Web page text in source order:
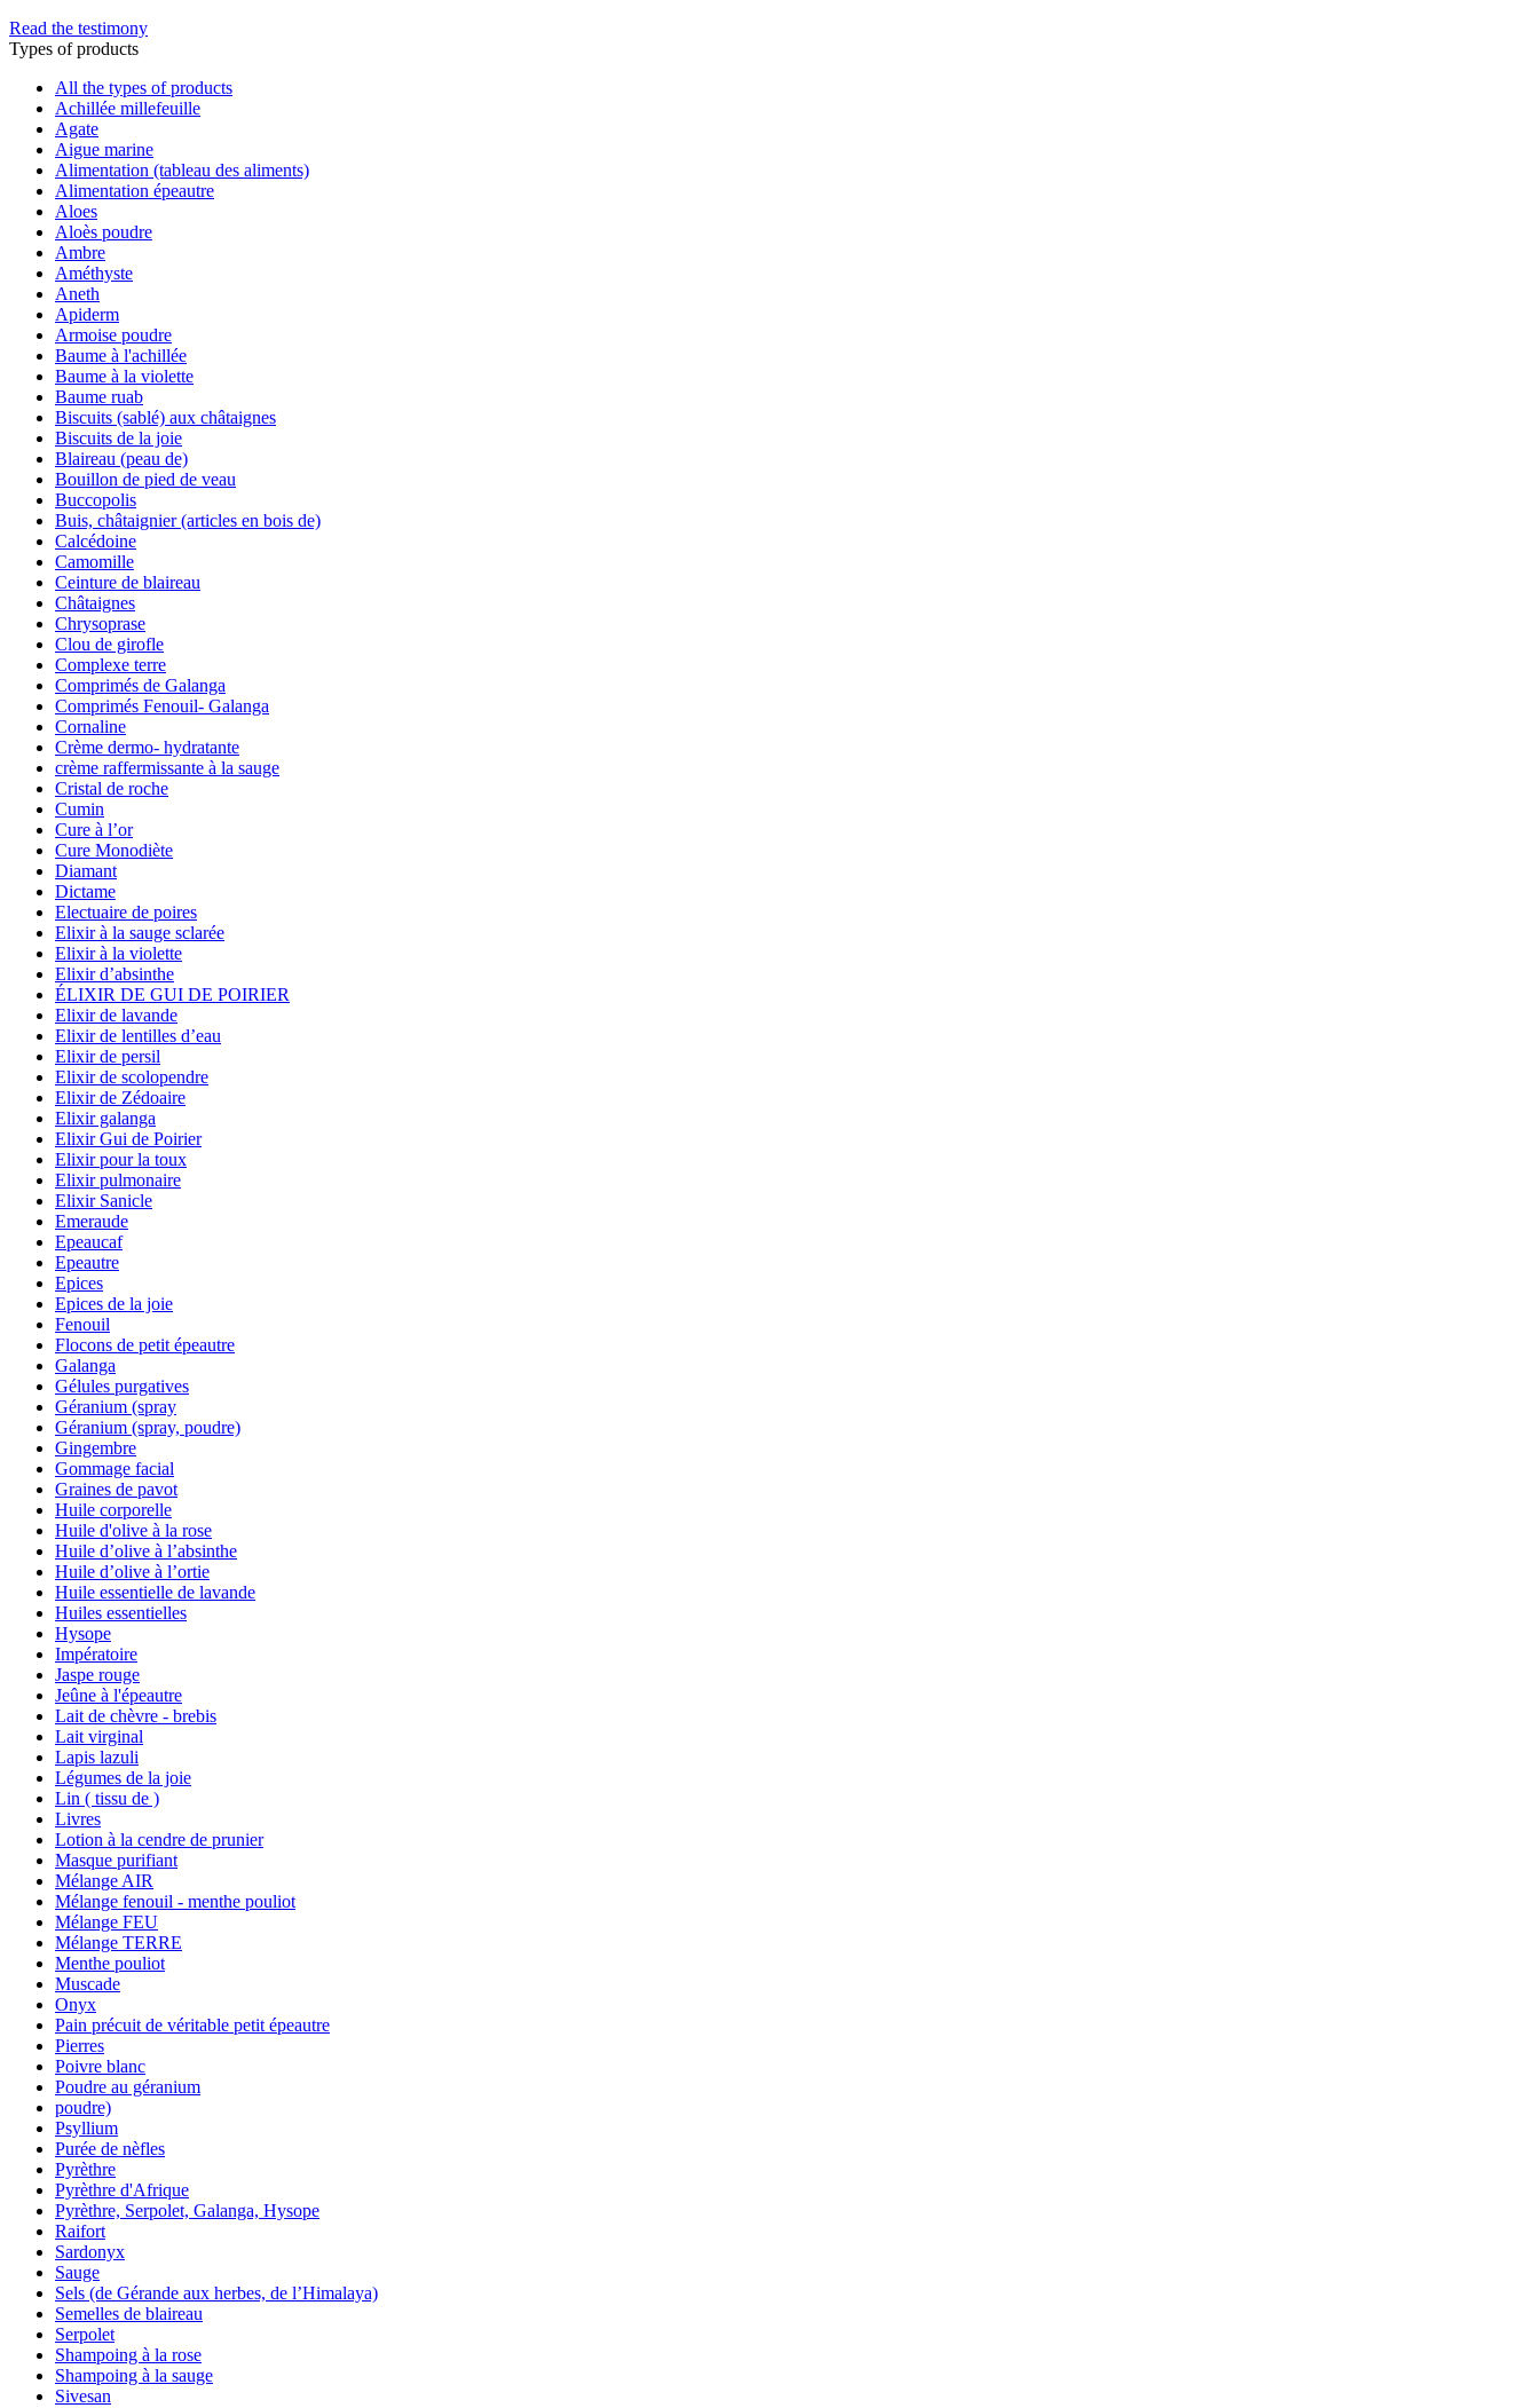
Read the testimony
Types of products
All the types of products
Achillée millefeuille
Agate
Aigue marine
Alimentation (tableau des aliments)
Alimentation épeautre
Aloes
Aloès poudre
Ambre
Améthyste
Aneth
Apiderm
Armoise poudre
Baume à l'achillée
Baume à la violette
Baume ruab
Biscuits (sablé) aux châtaignes
Biscuits de la joie
Blaireau (peau de)
Bouillon de pied de veau
Buccopolis
Buis, châtaignier (articles en bois de)
Calcédoine
Camomille
Ceinture de blaireau
Châtaignes
Chrysoprase
Clou de girofle
Complexe terre
Comprimés de Galanga
Comprimés Fenouil- Galanga
Cornaline
Crème dermo- hydratante
crème raffermissante à la sauge
Cristal de roche
Cumin
Cure à l’or
Cure Monodiète
Diamant
Dictame
Electuaire de poires
Elixir à la sauge sclarée
Elixir à la violette
Elixir d’absinthe
ÉLIXIR DE GUI DE POIRIER
Elixir de lavande
Elixir de lentilles d’eau
Elixir de persil
Elixir de scolopendre
Elixir de Zédoaire
Elixir galanga
Elixir Gui de Poirier
Elixir pour la toux
Elixir pulmonaire
Elixir Sanicle
Emeraude
Epeaucaf
Epeautre
Epices
Epices de la joie
Fenouil
Flocons de petit épeautre
Galanga
Gélules purgatives
Géranium (spray
Géranium (spray, poudre)
Gingembre
Gommage facial
Graines de pavot
Huile corporelle
Huile d'olive à la rose
Huile d’olive à l’absinthe
Huile d’olive à l’ortie
Huile essentielle de lavande
Huiles essentielles
Hysope
Impératoire
Jaspe rouge
Jeûne à l'épeautre
Lait de chèvre - brebis
Lait virginal
Lapis lazuli
Légumes de la joie
Lin ( tissu de )
Livres
Lotion à la cendre de prunier
Masque purifiant
Mélange AIR
Mélange fenouil - menthe pouliot
Mélange FEU
Mélange TERRE
Menthe pouliot
Muscade
Onyx
Pain précuit de véritable petit épeautre
Pierres
Poivre blanc
Poudre au géranium
poudre)
Psyllium
Purée de nèfles
Pyrèthre
Pyrèthre d'Afrique
Pyrèthre, Serpolet, Galanga, Hysope
Raifort
Sardonyx
Sauge
Sels (de Gérande aux herbes, de l’Himalaya)
Semelles de blaireau
Serpolet
Shampoing à la rose
Shampoing à la sauge
Sivesan